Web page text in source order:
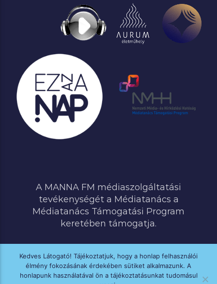
A MANNA FM médiaszolgáltatási
tevékenységét a Médiatanács a
Médiatanács Támogatási Program
keretében támogatja.
MINDEN JOG FENNTARTVA © 2020 MANNA FM
Kedves Látogató! Tájékoztatjuk, hogy a honlap felhasználói
élmény fokozásának érdekében sütiket alkalmazunk. A
honlapunk használatával ön a tájékoztatásunkat tudomásul